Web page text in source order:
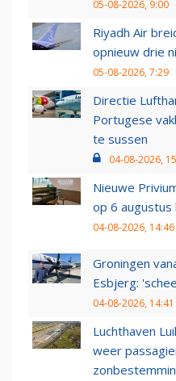
05-08-2026, 9:00
Riyadh Air
opnieuw drie
05-08-2026, 7:29
Directie
Portugese
te sussen
04-08-2026,
Nieuwe
op 6 augustus
04-08-2026, 14:46
Groningen
Esbjerg:
04-08-2026, 14:41
Luchthaven
weer